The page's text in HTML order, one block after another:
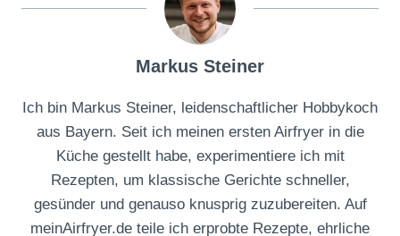
Markus Steiner
Ich bin Markus Steiner, leidenschaftlicher Hobbykoch
aus Bayern. Seit ich meinen ersten Airfryer in die
Küche gestellt habe, experimentiere ich mit
Rezepten, um klassische Gerichte schneller,
gesünder und genauso knusprig zuzubereiten. Auf
meinAirfryer.de teile ich erprobte Rezepte, ehrliche